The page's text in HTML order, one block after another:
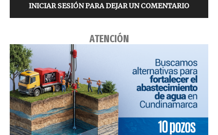
INICIAR SESIÓN PARA DEJAR UN COMENTARIO
ATENCIÓN